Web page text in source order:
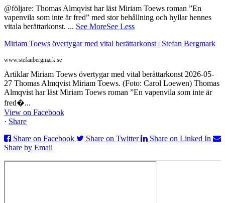
@följare: Thomas Almqvist har läst Miriam Toews roman ”En
vapenvila som inte är fred” med stor behållning och hyllar hennes
vitala berättarkonst. ... See MoreSee Less
Miriam Toews övertygar med vital berättarkonst | Stefan Bergmark
www.stefanbergmark.se
Artiklar Miriam Toews övertygar med vital berättarkonst 2026-05-
27 Thomas Almqvist Miriam Toews. (Foto: Carol Loewen) Thomas
Almqvist har läst Miriam Toews roman ”En vapenvila som inte är
fred�...
View on Facebook
· Share
Share on Facebook
Share on Twitter
Share on Linked In
Share by Email